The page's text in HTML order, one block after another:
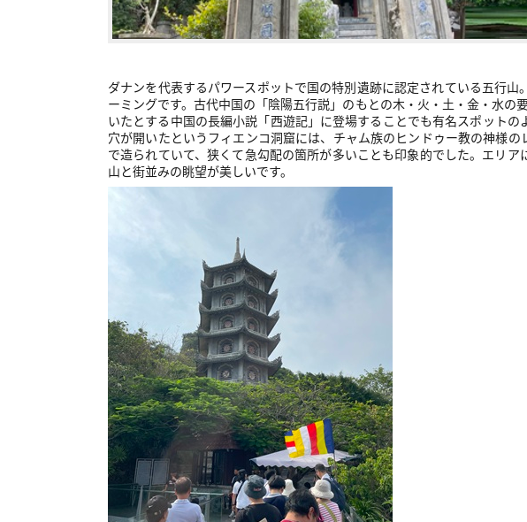
ダナンを代表するパワースポットで国の特別遺跡に認定されている五行
ーミングです。古代中国の「陰陽五行説」のもとの木・火・土・金・水
いたとする中国の長編小説「西遊記」に登場することでも有名スポット
穴が開いたというフィエンコ洞窟には、チャム族のヒンドゥー教の神様
で造られていて、狭くて急勾配の箇所が多いことも印象的でした。エリ
山と街並みの眺望が美しいです。